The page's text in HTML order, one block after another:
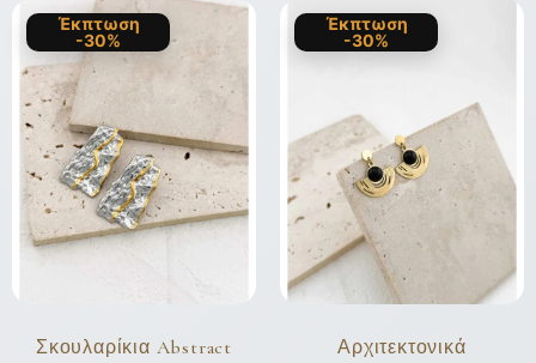
Έκπτωση
-30%
Σκουλαρίκια Abstract
Έκπτωση
-30%
Αρχιτεκτονικά